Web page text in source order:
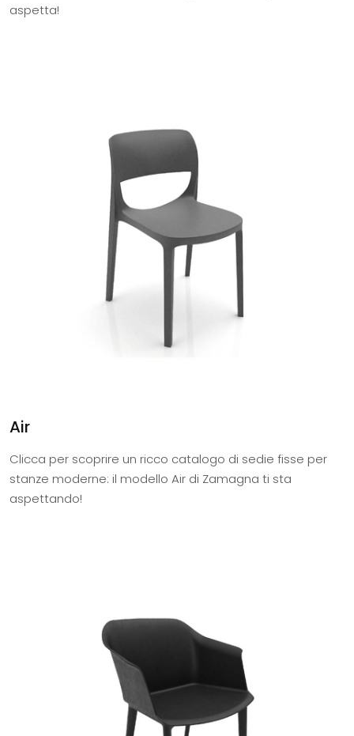
aspetta!
Air
Clicca per scoprire un ricco catalogo di sedie fisse per
stanze moderne: il modello Air di Zamagna ti sta
aspettando!